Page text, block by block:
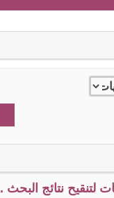
لتنقيح نتائج البحث .